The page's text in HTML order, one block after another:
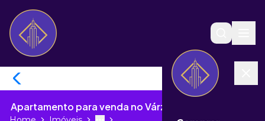
Apartamento para venda no Várzea de Itapema - SC